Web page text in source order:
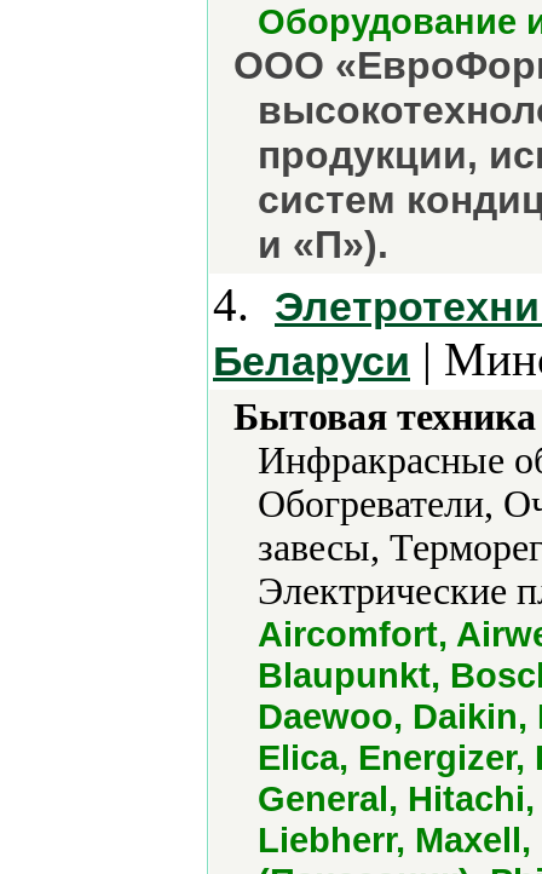
Оборудование
ООО
продукции,
систем
и «П»).
4.
Беларуси |
Бытовая
Инфракрасные
Обогреватели,
завесы,
Электрические
Aircomfort,
Blaupunkt,
Daewoo,
Elica,
General,
Liebherr,